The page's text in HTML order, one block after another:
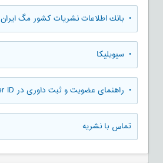
• بانك اطلاعات نشريات كشور مگ ايران (magiran)
• سیویلیکا
• راهنمای عضویت و ثبت داوری در WOS Researcher ID
تماس با نشریه